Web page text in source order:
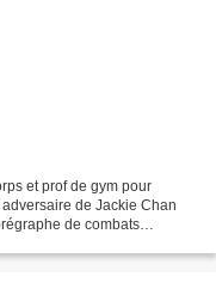
et prof de gym pour
de Jackie Chan
de combats